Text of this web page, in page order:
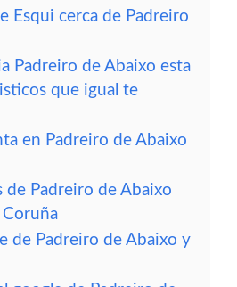
Esqui cerca de Padreiro
Padreiro de Abaixo esta
que igual te
en Padreiro de Abaixo
de Padreiro de Abaixo
de Padreiro de Abaixo y